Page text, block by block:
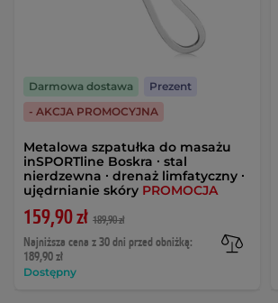
Metalowa szpatułka do masażu
inSPORTline Boskra ∙ stal
nierdzewna ∙ drenaż limfatyczny ∙
ujędrnianie skóry PROMOCJA
159,90 zł 189,90 zł
Najniższa cena z 30 dni przed obniżką:
189,90 zł
Dostępny
Darmowa dostawa
Prezent
- AKCJA PROMOCYJNA